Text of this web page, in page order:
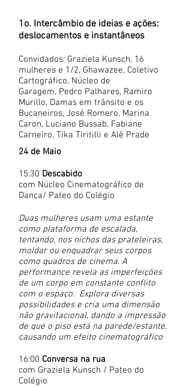
1o. Intercâmbio de ideias e ações:
deslocamentos e instantâneos
Convidados: Graziela Kunsch, 16
mulheres e 1/2, Ghawazee, Coletivo
Cartográfico, Núcleo de
Garagem, Pedro Palhares, Ramiro
Murillo, Damas em trânsito e os
Bucaneiros, José Romero, Marina
Caron, Luciano Bussab, Fabiane
Carneiro, Tika Tiritilli e Alê Prade
24 de Maio
15:30 Descabido
com Núcleo Cinematográfico de
Dança/ Pateo do Colégio
Duas mulheres usam uma estante
como plataforma de escalada,
tentando, nos nichos das prateleiras,
moldar ou enquadrar seus corpos
como quadros de cinema. A
performance revela as imperfeições
de um corpo em constante conflito
com o espaço. Explora diversas
possibilidades e cria uma dimensão
não gravitacional, dando a impressão
de que o piso está na parede/estante,
causando um efeito cinematográfico
16:00 Conversa na rua
com Graziela Kunsch / Pateo do
Colégio